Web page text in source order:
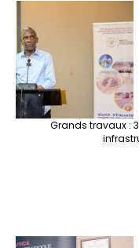
Grands travaux :